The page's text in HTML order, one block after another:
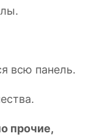
всю панель.
прочие,